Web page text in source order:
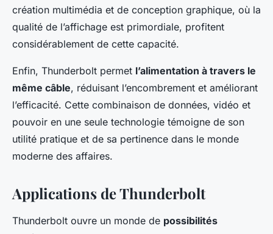
création multimédia et de conception graphique, où la
qualité de l’affichage est primordiale, profitent
considérablement de cette capacité.
Enfin, Thunderbolt permet l’alimentation à travers le
même câble, réduisant l’encombrement et améliorant
l’efficacité. Cette combinaison de données, vidéo et
pouvoir en une seule technologie témoigne de son
utilité pratique et de sa pertinence dans le monde
moderne des affaires.
Applications de Thunderbolt
Thunderbolt ouvre un monde de possibilités